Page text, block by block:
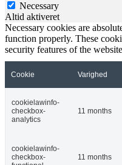
Necessary
Altid aktiveret
Necessary cookies are
function properly. These
security features of the
Cookie Varighed
cookielawinfo-
checkbox-
analytics
11 months
cookielawinfo-
checkbox-
11 months